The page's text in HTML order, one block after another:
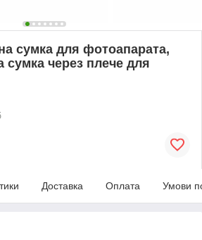
сумка для фотоапарата,
сумка через плече для
Доставка Оплата Умови